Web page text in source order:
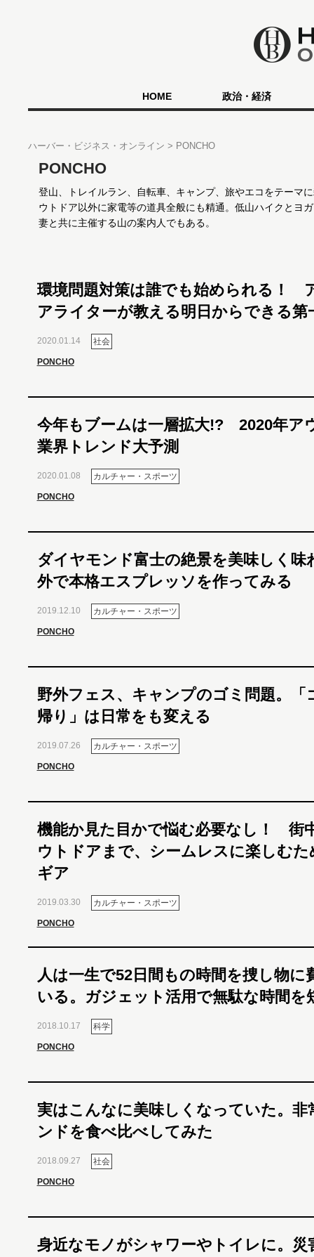
HOME 政治・経済
ハーバー・ビジネス・オンライン PONCHO
PONCHO
登山、トレイルラン、自転車、キャンプ、旅やエコをテーマ
ウトドア以外に家電等の道具全般にも精通。低山ハイクとヨ
妻と共に主催する山の案内人でもある。
環境問題対策は誰でも始められる！
アライターが教える明日からできる第
2020.01.14 社会
PONCHO
今年もブームは一層拡大!? 2020年ア
業界トレンド大予測
2020.01.08 カルチャー・スポーツ
PONCHO
ダイヤモンド富士の絶景を美味しく味
外で本格エスプレッソを作ってみる
2019.12.10 カルチャー・スポーツ
PONCHO
野外フェス、キャンプのゴミ問題。「
帰り」は日常をも変える
2019.07.26 カルチャー・スポーツ
PONCHO
機能か見た目かで悩む必要なし！ 街
ウトドアまで、シームレスに楽しむた
ギア
2019.03.30 カルチャー・スポーツ
PONCHO
人は一生で52日間もの時間を捜し物に
いる。ガジェット活用で無駄な時間を
2018.10.17 科学
PONCHO
実はこんなに美味しくなっていた。非
ンドを食べ比べしてみた
2018.09.27 社会
PONCHO
身近なモノがシャワーやトイレに。災